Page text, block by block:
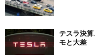
テスラ決
モと大差